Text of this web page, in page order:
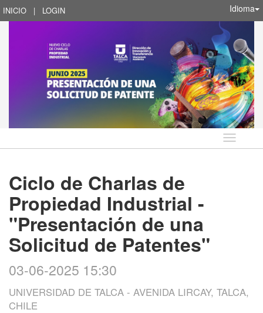
INICIO | LOGIN Idioma
Idioma
Ciclo de Charlas de
Propiedad Industrial -
"Presentación de una
Solicitud de Patentes"
03-06-2025 15:30
UNIVERSIDAD DE TALCA - AVENIDA LIRCAY, TALCA,
CHILE